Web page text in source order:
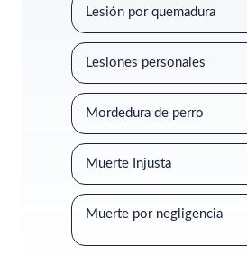
Lesión por quemadura
Lesiones personales
Mordedura de perro
Muerte Injusta
Muerte por negligencia